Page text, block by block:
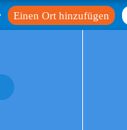
Einen Ort hinzufügen